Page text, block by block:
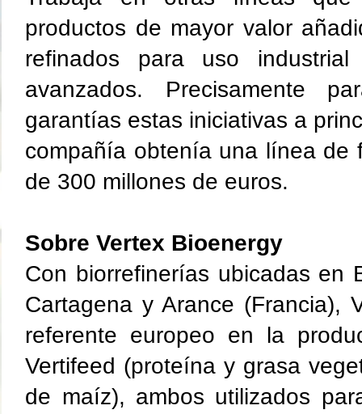
productos de mayor valor
refinados para uso industrial
avanzados. Precisamente
garantías estas iniciativas a
compañía obtenía una línea de
de 300 millones de euros.
Sobre Vertex Bioenergy
Con biorrefinerías ubicadas en
Cartagena y Arance (Francia),
referente europeo en la
Vertifeed (proteína y grasa
de maíz), ambos utilizados